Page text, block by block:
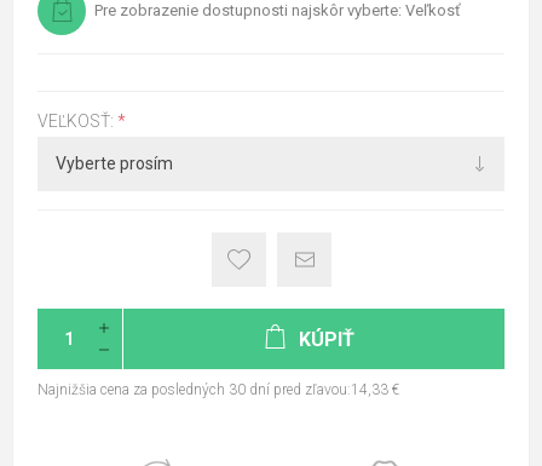
Pre zobrazenie dostupnosti najskôr vyberte: Veľkosť
VEĽKOSŤ: *
KÚPIŤ
Najnižšia cena za posledných 30 dní pred zľavou:14,33 €